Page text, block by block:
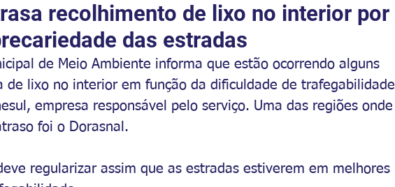
recolhimento de lixo no interior por
das estradas
de Meio Ambiente informa que estão ocorrendo alguns
de lixo no interior em função da dificuldade de trafegabilidade
empresa responsável pelo serviço. Uma das regiões onde
foi o Dorasnal.
regularizar assim que as estradas estiverem em melhores